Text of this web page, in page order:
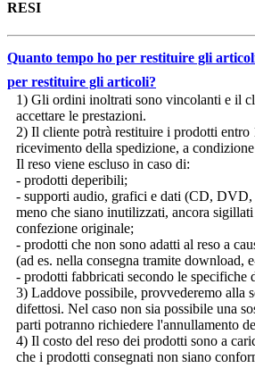
RESI
Quanto tempo ho per restituire gli
per restituire gli articoli?
1) Gli ordini inoltrati sono vincolanti e il
accettare le prestazioni.
2) Il cliente potrà restituire i prodotti entro
ricevimento della spedizione, a
Il reso viene escluso in caso di:
- prodotti deperibili;
- supporti audio, grafici e dati (CD,
meno che siano inutilizzati, ancora
confezione originale;
- prodotti che non sono adatti al reso a
(ad es. nella consegna tramite download,
- prodotti fabbricati secondo le specifiche
3) Laddove possibile, provvederemo alla
difettosi. Nel caso non sia possibile una
parti potranno richiedere l'annullamento
4) Il costo del reso dei prodotti sono a
che i prodotti consegnati non siano